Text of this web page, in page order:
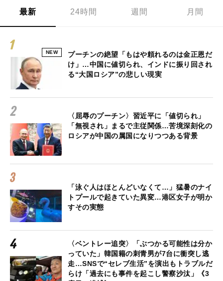
最新 24時間 週間 月間
NEW
プーチンの絶望「もはや頼れるのは金正恩だ
け」…中国に値切られ、インドに振り回され
る“大国ロシア”の悲しい現実
〈屈辱のプーチン〉習近平に「値切られ」
「無視され」まるで主従関係…苦境深刻化の
ロシアが中国の属国になりつつある背景
「泳ぐ人はほとんどいなくて…」猛暑のナイ
トプールで起きていた異変…港区女子が明か
すその実態
〈ベントレー追突〉「ぶつかる可能性は分か
っていた」韓国籍の刺青男が7台に衝突し逃
走…SNSで“セレブ生活”を演出もトラブルだ
らけ「過去にも事件を起こし警察沙汰」《3